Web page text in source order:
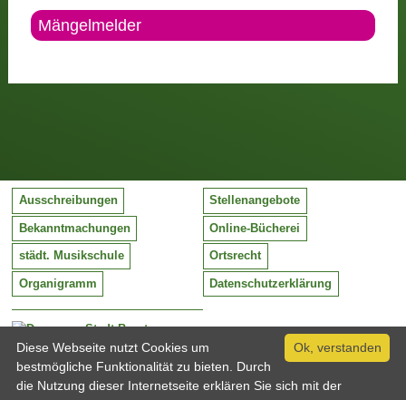
Mängelmelder
Stadt Barntrup
Mittelstraße 38
32683 Barntrup
Tel:
05263 / 409-0
Ausschreibungen Stellenangebote
Bekanntmachungen Online-Bücherei
städt. Musikschule Ortsrecht
Organigramm Datenschutzerklärung
Ok, verstanden
Diese Webseite nutzt Cookies um
bestmögliche Funktionalität zu bieten. Durch
die Nutzung dieser Internetseite erklären Sie sich mit der